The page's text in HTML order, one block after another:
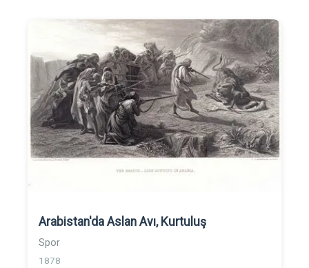
Arabistan'da Aslan Avı, Kurtuluş
Spor
1878